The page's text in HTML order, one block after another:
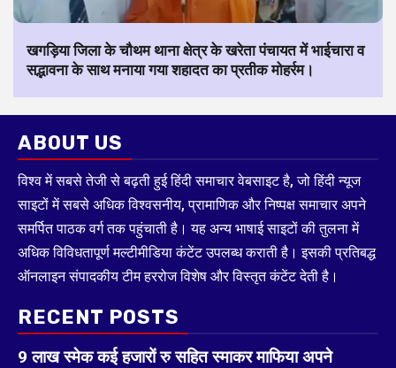
खगड़िया जिला के चौथम थाना क्षेत्र के खरेता पंचायत में भाईचारा व
सद्भावना के साथ मनाया गया शहादत का प्रतीक मोहर्रम।
ABOUT US
विश्व में सबसे तेजी से बढ़ती हुई हिंदी समाचार वेबसाइट है, जो हिंदी न्यूज
साइटों में सबसे अधिक विश्वसनीय, प्रामाणिक और निष्पक्ष समाचार अपने
समर्पित पाठक वर्ग तक पहुंचाती है। यह अन्य भाषाई साइटों की तुलना में
अधिक विविधतापूर्ण मल्टीमीडिया कंटेंट उपलब्ध कराती है। इसकी प्रतिबद्ध
ऑनलाइन संपादकीय टीम हररोज विशेष और विस्तृत कंटेंट देती है।
RECENT POSTS
9 लाख स्मेक कई हजारों रु सहित स्माकर माफिया अपने